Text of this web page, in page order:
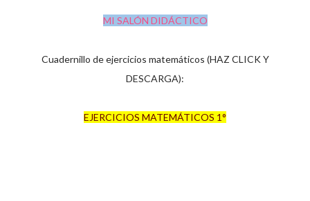
MI SALÓN DIDÁCTICO
Cuadernillo de ejercicios matemáticos (HAZ CLICK Y
DESCARGA):
EJERCICIOS MATEMÁTICOS 1°